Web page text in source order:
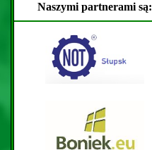
Naszymi partnerami są: